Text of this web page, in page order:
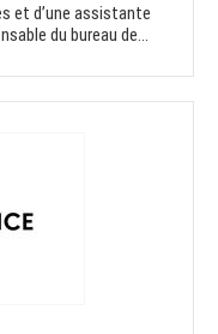
et d’une assistante
du bureau de...